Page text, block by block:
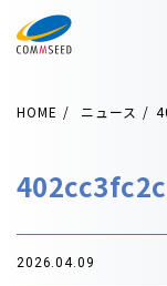
HOME ニュース
2026.04.09